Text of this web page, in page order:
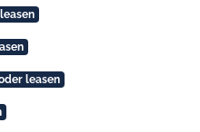
leasen